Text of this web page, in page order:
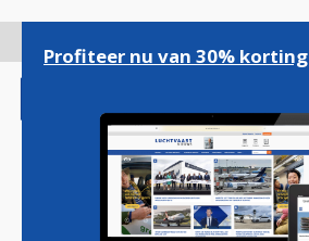
gaan
Profiteer nu van 30% korting